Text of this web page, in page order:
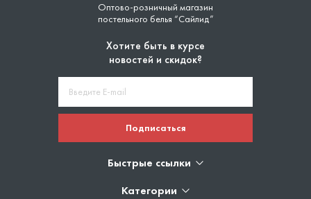
Оптово-розничный магазин
постельного белья “Сайлид”
Хотите быть в курсе
новостей и скидок?
Подписаться
Быстрые ссылки
Категории